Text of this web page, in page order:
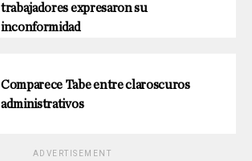
trabajadores expresaron su
inconformidad
Comparece Tabe entre claroscuros
administrativos
ADVERTISEMENT